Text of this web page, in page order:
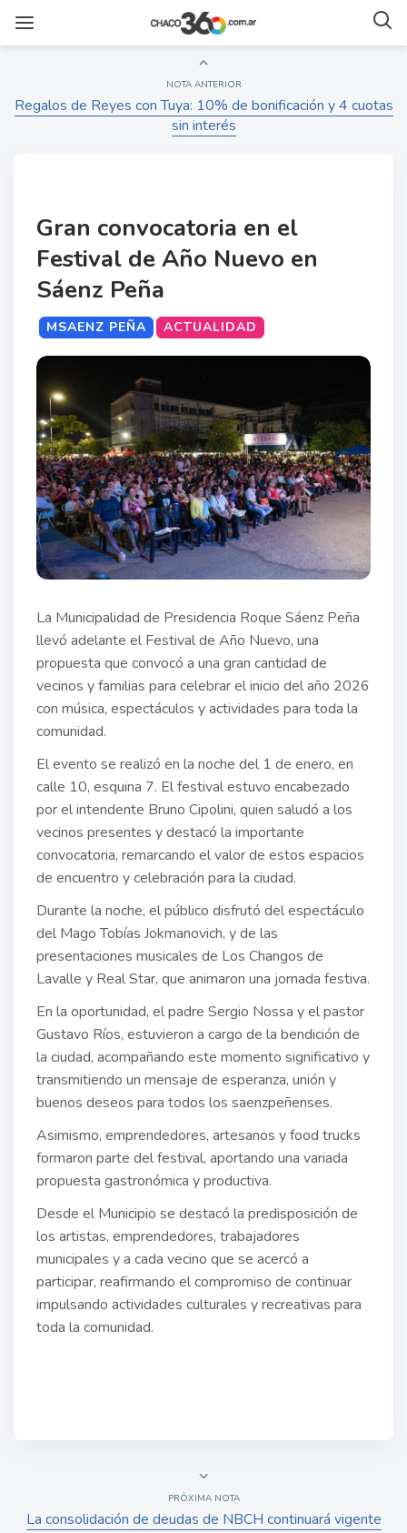
NOTA ANTERIOR
Regalos de Reyes con Tuya: 10% de bonificación y 4 cuotas
sin interés
Gran convocatoria en el
Festival de Año Nuevo en
Sáenz Peña
MSAENZ PEÑA ACTUALIDAD
La Municipalidad de Presidencia Roque Sáenz Peña
llevó adelante el Festival de Año Nuevo, una
propuesta que convocó a una gran cantidad de
vecinos y familias para celebrar el inicio del año 2026
con música, espectáculos y actividades para toda la
comunidad.
El evento se realizó en la noche del 1 de enero, en
calle 10, esquina 7. El festival estuvo encabezado
por el intendente Bruno Cipolini, quien saludó a los
vecinos presentes y destacó la importante
convocatoria, remarcando el valor de estos espacios
de encuentro y celebración para la ciudad.
Durante la noche, el público disfrutó del espectáculo
del Mago Tobías Jokmanovich, y de las
presentaciones musicales de Los Changos de
Lavalle y Real Star, que animaron una jornada festiva.
En la oportunidad, el padre Sergio Nossa y el pastor
Gustavo Ríos, estuvieron a cargo de la bendición de
la ciudad, acompañando este momento significativo y
transmitiendo un mensaje de esperanza, unión y
buenos deseos para todos los saenzpeñenses.
Asimismo, emprendedores, artesanos y food trucks
formaron parte del festival, aportando una variada
propuesta gastronómica y productiva.
Desde el Municipio se destacó la predisposición de
los artistas, emprendedores, trabajadores
municipales y a cada vecino que se acercó a
participar, reafirmando el compromiso de continuar
impulsando actividades culturales y recreativas para
toda la comunidad.
PRÓXIMA NOTA
La consolidación de deudas de NBCH continuará vigente